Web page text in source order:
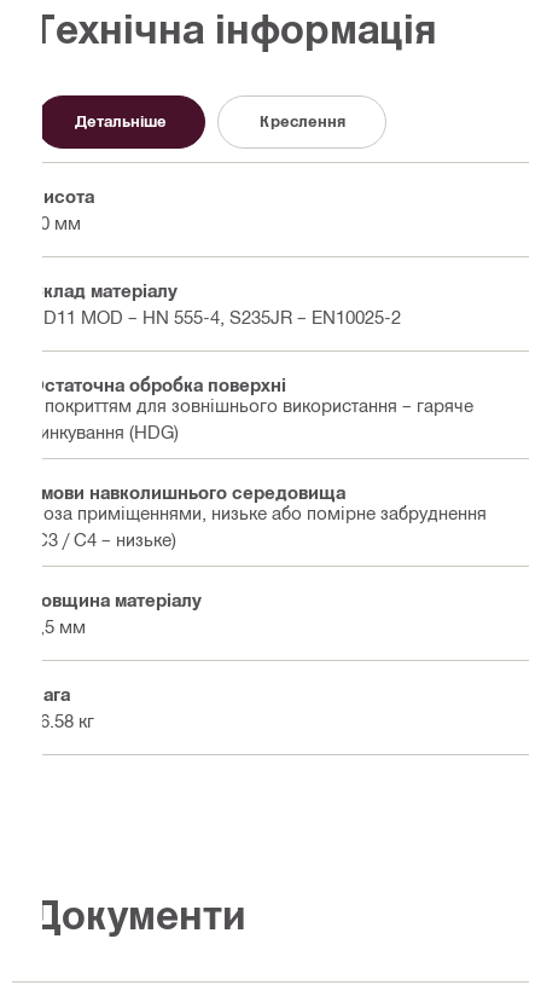
Технічна інформація
Детальніше Креслення
Висота
90 мм
Склад матеріалу
DD11 MOD – HN 555-4, S235JR – EN10025-2
Остаточна обробка поверхні
З покриттям для зовнішнього використання – гаряче
цинкування (HDG)
Умови навколишнього середовища
Поза приміщеннями, низьке або помірне забруднення
(C3 / C4 – низьке)
Товщина матеріалу
3,5 мм
Вага
56.58 кг
Документи